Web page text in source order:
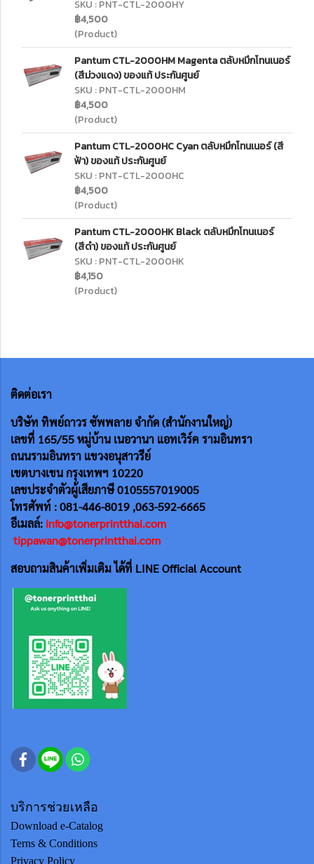
SKU : PNT-CTL-2000HY
฿4,500
(Product)
Pantum CTL-2000HM Magenta ตลับหมึกโทนเนอร์
(สีม่วงแดง) ของแท้ ประกันศูนย์
SKU : PNT-CTL-2000HM
฿4,500
(Product)
Pantum CTL-2000HC Cyan ตลับหมึกโทนเนอร์ (สี
ฟ้า) ของแท้ ประกันศูนย์
SKU : PNT-CTL-2000HC
฿4,500
(Product)
Pantum CTL-2000HK Black ตลับหมึกโทนเนอร์
(สีดำ) ของแท้ ประกันศูนย์
SKU : PNT-CTL-2000HK
฿4,150
(Product)
ติดต่อเรา
บริษัท ทิพย์ถาวร ซัพพลาย จำกัด (สำนักงานใหญ่)
เลขที่ 165/55หมู่บ้าน เนอวานา แอทเวิร์ค รามอินทรา
ถนนรามอินทรา แขวงอนุสาวรีย์
เขตบางเขน กรุงเทพฯ 10220
เลขประจำตัวผู้เสียภาษี 0105557019005
โทรศัพท์ : 081-446-8019 ,063-592-6665
อีเมลล์: info@tonerprintthai.com
tippawan@tonerprintthai.com
สอบถามสินค้าเพิ่มเติม ได้ที่ LINE Official Account
บริการช่วยเหลือ
Download e-Catalog
Terns & Conditions
Privacy Policy